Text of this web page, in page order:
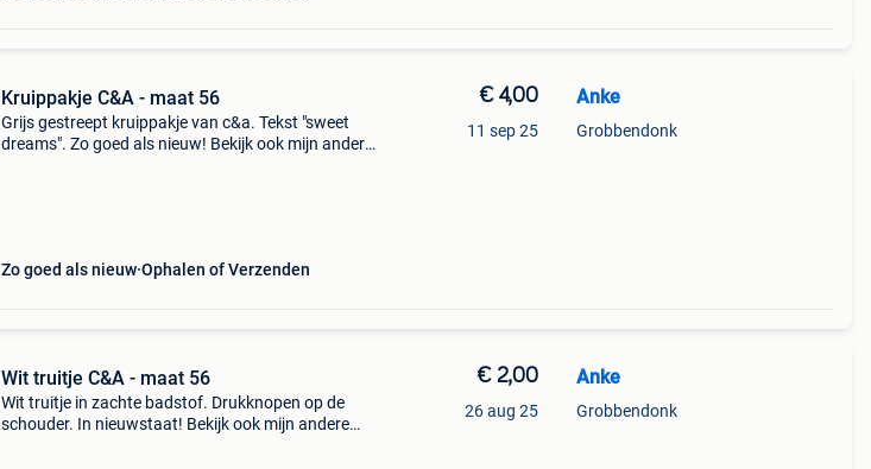
Kruippakje C&A - maat 56
Grijs gestreept kruippakje van c&a. Tekst "sweet
dreams". Zo goed als nieuw! Bekijk ook mijn andere
Zo goed als nieuw Ophalen of Verzenden
€ 4,00
11 sep 25
Anke
Grobbendonk
Wit truitje C&A - maat 56
Wit truitje in zachte badstof. Drukknopen op de
schouder. In nieuwstaat! Bekijk ook mijn andere
€ 2,00
26 aug 25
Anke
Grobbendonk